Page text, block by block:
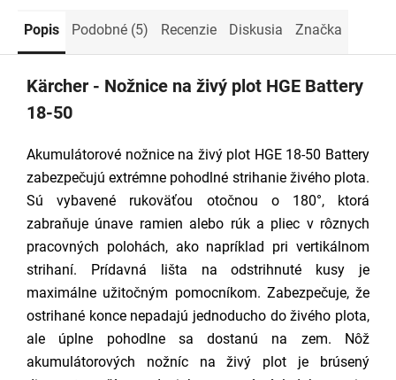
Popis Podobné (5) Recenzie Diskusia Značka
Kärcher - Nožnice na živý plot HGE Battery
18-50
Akumulátorové nožnice na živý plot HGE 18-50 Battery
zabezpečujú extrémne pohodlné strihanie živého plota.
Sú vybavené rukoväťou otočnou o 180°, ktorá
zabraňuje únave ramien alebo rúk a pliec v rôznych
pracovných polohách, ako napríklad pri vertikálnom
strihaní. Prídavná lišta na odstrihnuté kusy je
maximálne užitočným pomocníkom. Zabezpečuje, že
ostrihané konce nepadajú jednoducho do živého plota,
ale úplne pohodlne sa dostanú na zem. Nôž
akumulátorových nožníc na živý plot je brúsený